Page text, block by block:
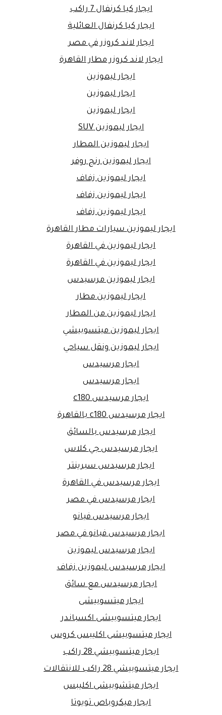
ايجار كيا كرنفال 7 راكب
ايجار كيا كرنفال العائلية
ايجار لاند كروزر في مصر
ايجار لاند كروزر مطار القاهرة
ايجار ليموزين
ايجار ليموزين
ايجار ليموزين
ايجار ليموزين SUV
ايجار ليموزين المطار
ايجار ليموزين رنج روفر
ايجار ليموزين زفاف
ايجار ليموزين زفاف
ايجار ليموزين زفاف
ايجار ليموزين سيارات مطار القاهرة
ايجار ليموزين في القاهرة
ايجار ليموزين في القاهرة
ايجار ليموزين مرسيدس
ايجار ليموزين مطار
ايجار ليموزين من المطار
ايجار ليموزين ميتسوبيشي
ايجار ليموزين ونقل سياحي
ايجار مرسيدس
ايجار مرسيدس
ايجار مرسيدس c180
ايجار مرسيدس c180 بالقاهرة
ايجار مرسيدس بالسائق
ايجار مرسيدس جي كلاس
ايجار مرسيدس سبرينتر
ايجار مرسيدس في القاهرة
ايجار مرسيدس في مصر
ايجار مرسيدس فيانو
ايجار مرسيدس فيانو في مصر
ايجار مرسيدس ليموزين
ايجار مرسيدس ليموزين زفاف
ايجار مرسيدس مع سائق
ايجار ميتسوبيشى
ايجار ميتسوبيشى اكسباندر
ايجار ميتسوبيشى اكليبس كروس
ايجار ميتسوبيشي 28 راكب
ايجار ميتسوبيشي 28 راكب للانتقالات
ايجار ميتشوبيشى اكليبس
ايجار ميكروباص تويوتا